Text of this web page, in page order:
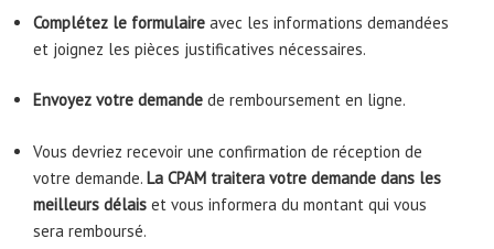
Complétez le formulaire avec les informations demandées
et joignez les pièces justificatives nécessaires.
Envoyez votre demande de remboursement en ligne.
Vous devriez recevoir une confirmation de réception de
votre demande. La CPAM traitera votre demande dans les
meilleurs délais et vous informera du montant qui vous
sera remboursé.